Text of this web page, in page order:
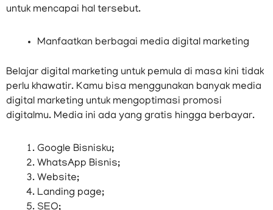
untuk mencapai hal tersebut.
Manfaatkan berbagai media digital marketing
Belajar digital marketing untuk pemula di masa kini tidak
perlu khawatir. Kamu bisa menggunakan banyak media
digital marketing untuk mengoptimasi promosi
digitalmu. Media ini ada yang gratis hingga berbayar.
Google Bisnisku;
WhatsApp Bisnis;
Website;
Landing page;
SEO;